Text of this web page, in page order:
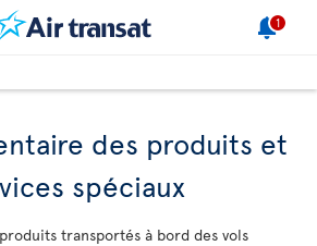
1
des produits et
spéciaux
transportés à bord des vols